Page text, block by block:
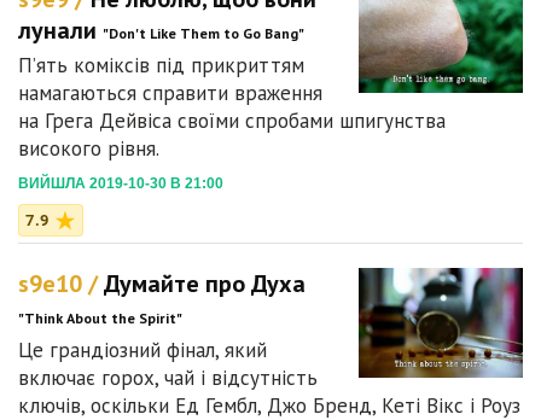
лунали "Don't Like Them to Go Bang"
П’ять коміксів під прикриттям
намагаються справити враження
на Грега Дейвіса своїми спробами шпигунства
високого рівня.
ВИЙШЛА 2019-10-30 В 21:00
7.9
s9e10 /Думайте про Духа
"Think About the Spirit"
Це грандіозний фінал, який
включає горох, чай і відсутність
ключів, оскільки Ед Гембл, Джо Бренд, Кеті Вікс і Роуз